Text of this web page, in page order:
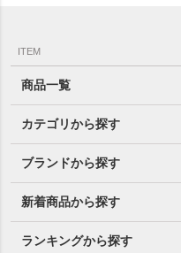
ITEM
商品一覧
カテゴリから探す
ブランドから探す
新着商品から探す
ランキングから探す